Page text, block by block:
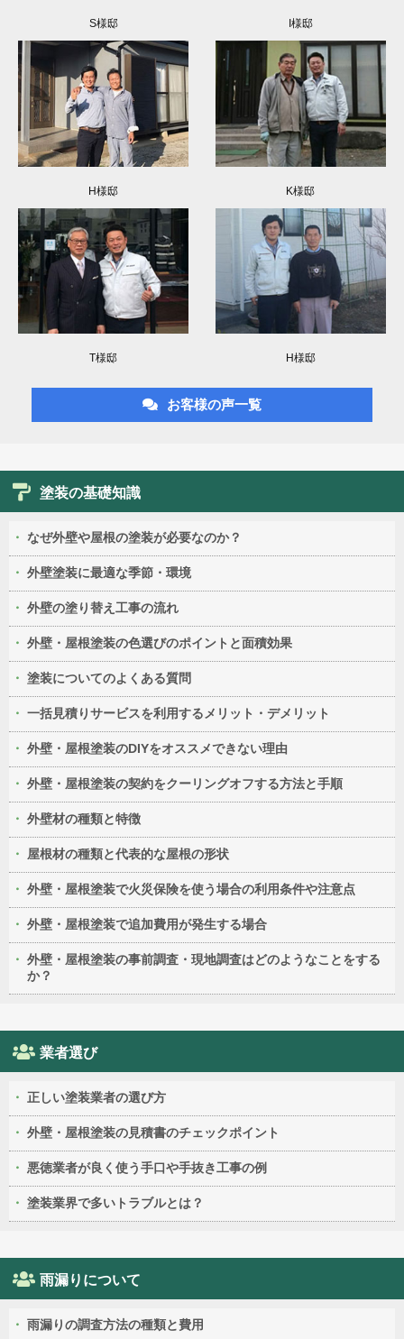
S様邸 I様邸
H様邸 K様邸
T様邸 H様邸
お客様の声一覧
塗装の基礎知識
なぜ外壁や屋根の塗装が必要なのか？
外壁塗装に最適な季節・環境
外壁の塗り替え工事の流れ
外壁・屋根塗装の色選びのポイントと面積効果
塗装についてのよくある質問
一括見積りサービスを利用するメリット・デメリット
外壁・屋根塗装のDIYをオススメできない理由
外壁・屋根塗装の契約をクーリングオフする方法と手順
外壁材の種類と特徴
屋根材の種類と代表的な屋根の形状
外壁・屋根塗装で火災保険を使う場合の利用条件や注意点
外壁・屋根塗装で追加費用が発生する場合
外壁・屋根塗装の事前調査・現地調査はどのようなことをする
か？
業者選び
正しい塗装業者の選び方
外壁・屋根塗装の見積書のチェックポイント
悪徳業者が良く使う手口や手抜き工事の例
塗装業界で多いトラブルとは？
雨漏りについて
雨漏りの調査方法の種類と費用